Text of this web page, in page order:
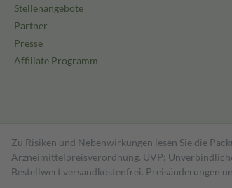
Stellenangebote
Partner
Presse
Affiliate Programm
Zu Risiken und Nebenwirkungen lesen Sie die
Arzneimittelpreisverordnung. UVP:
Bestell­wert versand­kosten­frei. Preisänderungen